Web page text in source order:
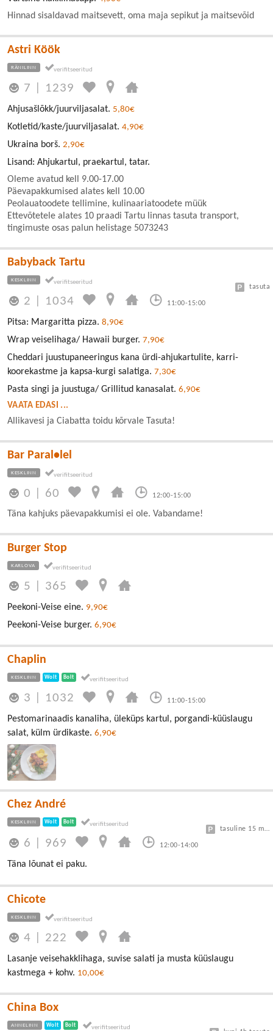
Hinnad sisaldavad maitsevett, oma maja sepikut ja maitsevõid
Astri Köök
RÄNILINN
7 1239
Ahjusašlõkk/juurviljasalat. 5,80€
Kotletid/kaste/juurviljasalat. 4,90€
Ukraina borš. 2,90€
Lisand: Ahjukartul, praekartul, tatar.
Oleme avatud kell 9.00-17.00
Päevapakkumised alates kell 10.00
Peolauatoodete tellimine, kulinaariatoodete müük
Ettevõtetele alates 10 praadi Tartu linnas tasuta transport,
tingimuste osas palun helistage 5073243
Babyback Tartu
KESKLINN
2 1034 11:00-15:00
tasuta
Pitsa: Margaritta pizza. 8,90€
Wrap veiselihaga/ Hawaii burger. 7,90€
Cheddari juustupaneeringus kana ürdi-ahjukartulite, karri-
koorekastme ja kapsa-kurgi salatiga. 7,30€
Pasta singi ja juustuga/ Grillitud kanasalat. 6,90€
VAATA EDASI ...
Allikavesi ja Ciabatta toidu kõrvale Tasuta!
Bar Paral•lel
KESKLINN
0 60 12:00-15:00
Täna kahjuks päevapakkumisi ei ole. Vabandame!
Burger Stop
KARLOVA
5 365
Peekoni-Veise eine. 9,90€
Peekoni-Veise burger. 6,90€
Chaplin
KESKLINN Wolt Bolt
3 1032 11:00-15:00
Pestomarinaadis kanaliha, üleküps kartul, porgandi-küüslaugu
salat, külm ürdikaste. 6,90€
Chez André
KESKLINN Wolt Bolt
6 969 12:00-14:00
tasuline 15 min tasuta, edasi 3€/h
Täna lõunat ei paku.
Chicote
KESKLINN
4 222
Lasanje veisehakklihaga, suvise salati ja musta küüslaugu
kastmega + kohv. 10,00€
China Box
ANNELINN Wolt Bolt